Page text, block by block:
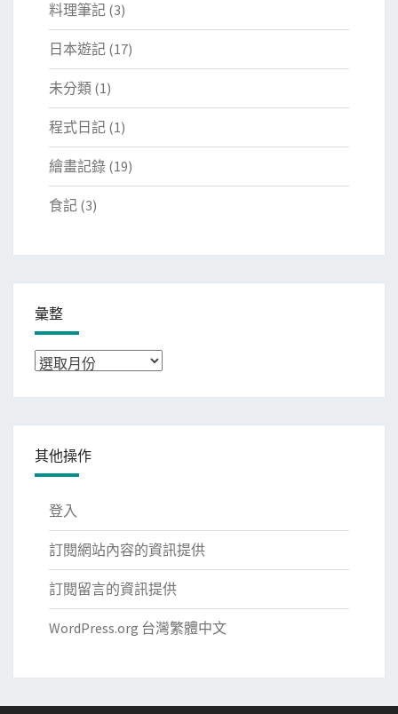
料理筆記 (3)
日本遊記 (17)
未分類 (1)
程式日記 (1)
繪畫記錄 (19)
食記 (3)
彙整
彙
其他操作
登入
訂閱網站內容的資訊提供
訂閱留言的資訊提供
WordPress.org 台灣繁體中文